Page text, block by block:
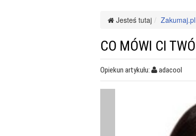
Jesteś tutaj Zakumaj.pl
CO MÓWI CI
Opiekun artykułu: adacool